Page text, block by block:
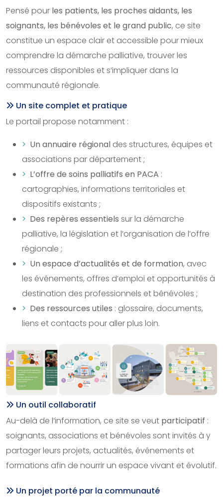
Pensé pour les patients, les proches aidants, les
soignants, les bénévoles et le grand public, ce site
constitue un espace clair et accessible pour mieux
comprendre la démarche palliative, trouver les
ressources disponibles et s’impliquer dans la
communauté régionale.
Un site complet et pratique
Le portail propose notamment :
Un annuaire régional des structures, équipes et
associations par département ;
L’offre de soins palliatifs en PACA :
cartographies, informations territoriales et
dispositifs existants ;
Des repères essentiels sur la démarche
palliative, la législation et l’organisation de l’offre
régionale ;
Un espace d’actualités et de formation, avec
les événements, offres d’emploi et opportunités à
destination des professionnels et bénévoles ;
Des ressources utiles : glossaire, documents,
liens et contacts pour aller plus loin.
Un outil collaboratif
Au-delà de l’information, ce site se veut participatif :
soignants, associations et bénévoles sont invités à y
partager leurs projets, actualités, événements et
formations afin de nourrir un espace vivant et évolutif.
Un projet porté par la communauté